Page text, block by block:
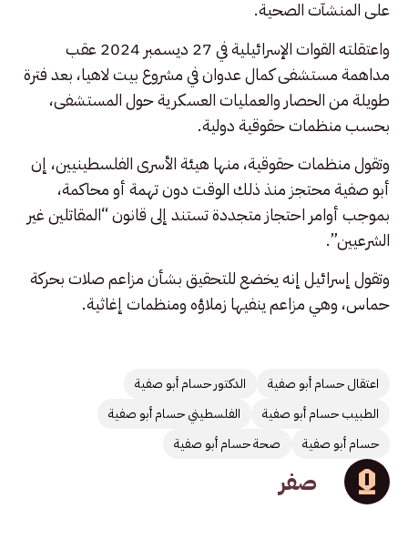
على المنشآت الصحية.
واعتقلته القوات الإسرائيلية في 27 ديسمبر 2024 عقب
مداهمة مستشفى كمال عدوان في مشروع بيت لاهيا، بعد فترة
طويلة من الحصار والعمليات العسكرية حول المستشفى،
بحسب منظمات حقوقية دولية.
وتقول منظمات حقوقية، منها هيئة الأسرى الفلسطينيين، إن
أبو صفية محتجز منذ ذلك الوقت دون تهمة أو محاكمة،
بموجب أوامر احتجاز متجددة تستند إلى قانون “المقاتلين غير
الشرعيين”.
وتقول إسرائيل إنه يخضع للتحقيق بشأن مزاعم صلات بحركة
حماس، وهي مزاعم ينفيها زملاؤه ومنظمات إغاثية.
اعتقال حسام أبو صفية
الدكتور حسام أبو صفية
الطبيب حسام أبو صفية
الفلسطيني حسام أبو صفية
حسام أبو صفية
صحة حسام أبو صفية
صفر